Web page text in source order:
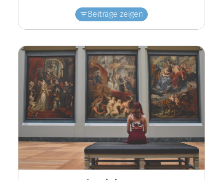
Beiträge zeigen